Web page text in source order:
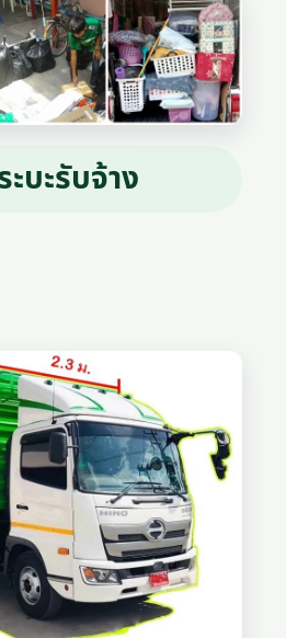
บะรับจ้าง